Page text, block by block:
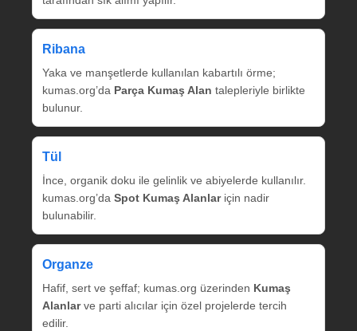
Ribana
Yaka ve manşetlerde kullanılan kabartılı örme;
kumas.org’da Parça Kumaş Alan talepleriyle birlikte
bulunur.
Tül
İnce, organik doku ile gelinlik ve abiyelerde kullanılır.
kumas.org’da Spot Kumaş Alanlariçin nadir
bulunabilir.
Organze
Hafif, sert ve şeffaf; kumas.org üzerinden Kumaş
Alanlarve parti alıcılar için özel projelerde tercih
edilir.